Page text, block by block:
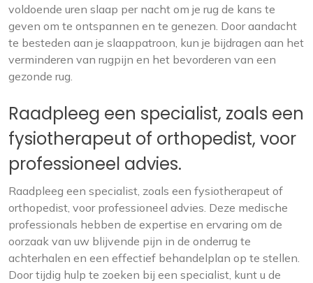
voldoende uren slaap per nacht om je rug de kans te
geven om te ontspannen en te genezen. Door aandacht
te besteden aan je slaappatroon, kun je bijdragen aan het
verminderen van rugpijn en het bevorderen van een
gezonde rug.
Raadpleeg een specialist, zoals een
fysiotherapeut of orthopedist, voor
professioneel advies.
Raadpleeg een specialist, zoals een fysiotherapeut of
orthopedist, voor professioneel advies. Deze medische
professionals hebben de expertise en ervaring om de
oorzaak van uw blijvende pijn in de onderrug te
achterhalen en een effectief behandelplan op te stellen.
Door tijdig hulp te zoeken bij een specialist, kunt u de